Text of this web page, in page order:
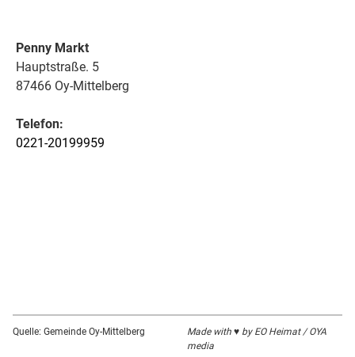
Penny Markt
Hauptstraße. 5
87466 Oy-Mittelberg
Telefon:
0221-20199959
Quelle: Gemeinde Oy-Mittelberg
Made with ♥ by EO Heimat / OYA
media